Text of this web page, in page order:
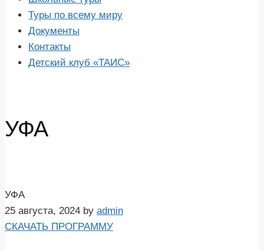
Туры по всему миру
Документы
Контакты
Детский клуб «ТАИС»
УФА
УФА
25 августа, 2024 by admin
СКАЧАТЬ ПРОГРАММУ